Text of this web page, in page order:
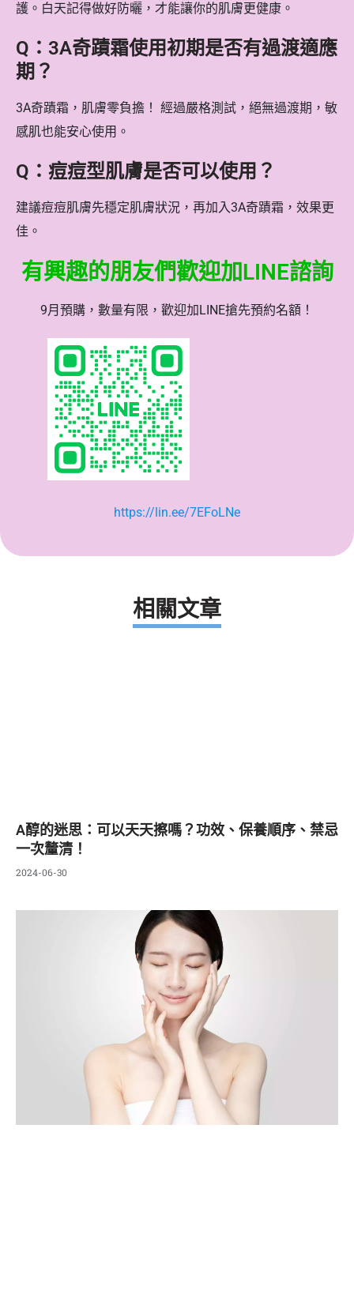
護。白天記得做好防曬，才能讓你的肌膚更健康。
Q：3A奇蹟霜使用初期是否有過渡適應
期？
3A奇蹟霜，肌膚零負擔！ 經過嚴格測試，絕無過渡期，敏
感肌也能安心使用。
Q：痘痘型肌膚是否可以使用？
建議痘痘肌膚先穩定肌膚狀況，再加入3A奇蹟霜，效果更
佳。
有興趣的朋友們歡迎加LINE諮詢
9月預購，數量有限，歡迎加LINE搶先預約名額！
https://lin.ee/7EFoLNe
相關文章
A醇的迷思：可以天天擦嗎？功效、保養順序、禁忌
一次釐清！
2024-06-30